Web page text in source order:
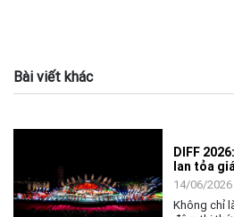
Bài
Bài viết khác
DIFF
lan tỏa
14/06/2026
Không chỉ